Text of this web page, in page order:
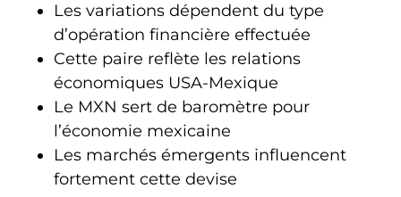
Les variations dépendent du type
d’opération financière effectuée
Cette paire reflète les relations
économiques USA-Mexique
Le MXN sert de baromètre pour
l’économie mexicaine
Les marchés émergents influencent
fortement cette devise